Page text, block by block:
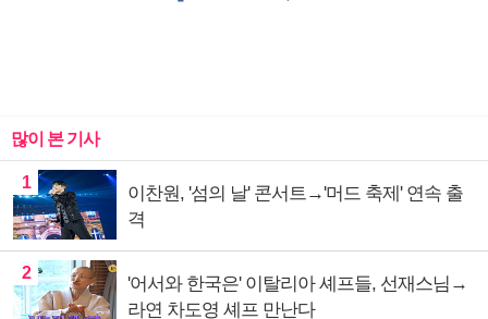
많이 본 기사
1
이찬원, '섬의 날' 콘서트→'머드 축제' 연속 출
격
2
'어서와 한국은' 이탈리아 셰프들, 선재스님→
라연 차도영 셰프 만난다